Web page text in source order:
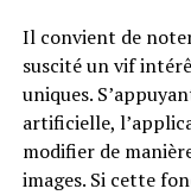
Il convient de
suscité un vif
uniques.
artificielle,
modifier de
images. Si cette